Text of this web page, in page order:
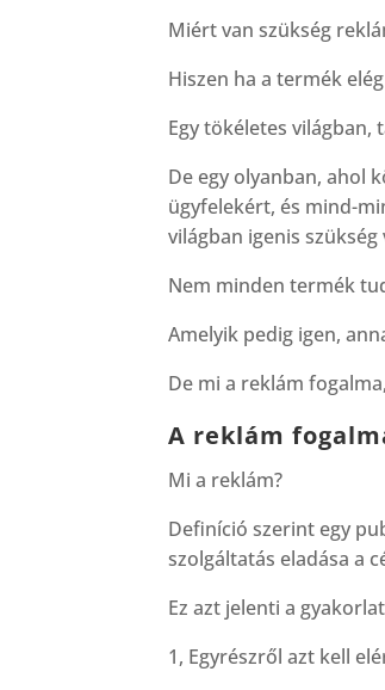
Miért van szükség
Hiszen ha a termék
Egy tökéletes világban,
De egy olyanban, ahol
ügyfelekért, és mind-
világban igenis
Nem minden termék
Amelyik pedig igen,
De mi a reklám
A reklám
Mi a reklám?
Definíció szerint egy
szolgáltatás eladása a
Ez azt jelenti a
1, Egyrészről azt kell